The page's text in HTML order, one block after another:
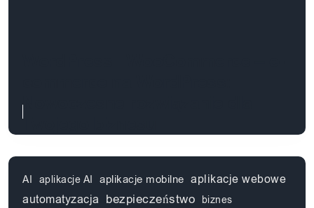
Nowoczesne rozwiązanie dla
Twojego biznesu
AI aplikacje AI aplikacje mobilne aplikacje webowe
automatyzacja bezpieczeństwo biznes